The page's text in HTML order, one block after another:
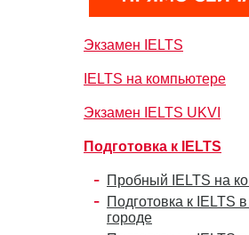
Экзамен IELTS
IELTS на компьютере
Экзамен IELTS UKVI
Подготовка к IELTS
Пробный IELTS на
Подготовка к IELTS
городе